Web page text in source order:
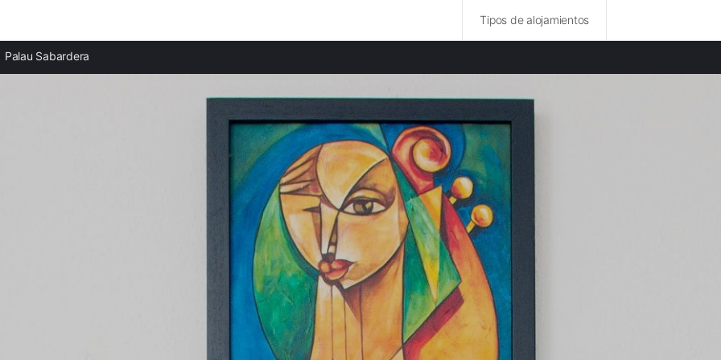
Tipos de alojamientos
Casas rurales en El Mas Fumats
Casas rurales en El Port de la Selva
Palau Sabardera